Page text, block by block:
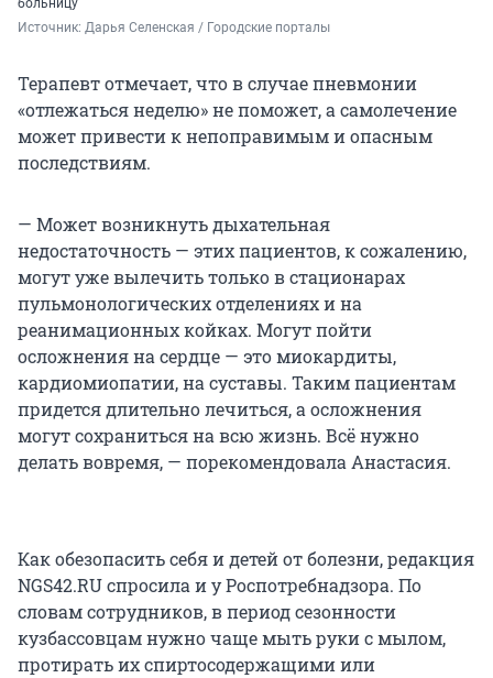
больницу
Источник: Дарья Селенская / Городские порталы
Терапевт отмечает, что в случае пневмонии
«отлежаться неделю» не поможет, а самолечение
может привести к непоправимым и опасным
последствиям.
— Может возникнуть дыхательная
недостаточность — этих пациентов, к сожалению,
могут уже вылечить только в стационарах
пульмонологических отделениях и на
реанимационных койках. Могут пойти
осложнения на сердце — это миокардиты,
кардиомиопатии, на суставы. Таким пациентам
придется длительно лечиться, а осложнения
могут сохраниться на всю жизнь. Всё нужно
делать вовремя, — порекомендовала Анастасия.
Как обезопасить себя и детей от болезни, редакция
NGS42.RU спросила и у Роспотребнадзора. По
словам сотрудников, в период сезонности
кузбассовцам нужно чаще мыть руки с мылом,
протирать их спиртосодержащими или